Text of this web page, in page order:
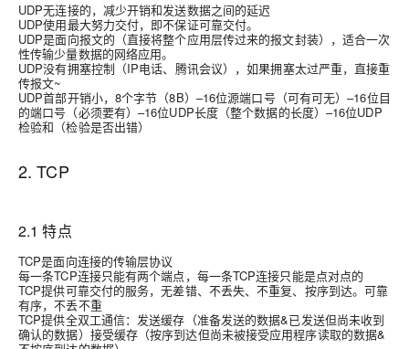
UDP无连接的，减少开销和发送数据之间的延迟
UDP使用最大努力交付，即不保证可靠交付。
UDP是面向报文的 （直接将整个应用层传过来的报文封装），适合一次
性传输少量数据的网络应用。
UDP没有拥塞控制（IP电话、腾讯会议），如果拥塞太过严重，直接重
传报文~
UDP首部开销小，8个字节（8B）–16位源端口号（可有可无）–16位目
的端口号（必须要有）–16位UDP长度（整个数据的长度）–16位UDP
检验和（检验是否出错）
2. TCP
2.1 特点
TCP是面向连接的传输层协议
每一条TCP连接只能有两个端点，每一条TCP连接只能是点对点的
TCP提供可靠交付的服务，无差错、不丢失、不重复、按序到达。可靠
有序，不丢不重
TCP提供全双工通信：发送缓存（准备发送的数据&已发送但尚未收到
确认的数据）接受缓存（按序到达但尚未被接受应用程序读取的数据&